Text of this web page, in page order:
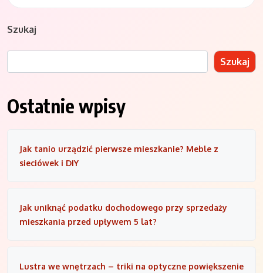
Szukaj
Szukaj
Ostatnie wpisy
Jak tanio urządzić pierwsze mieszkanie? Meble z
sieciówek i DIY
Jak uniknąć podatku dochodowego przy sprzedaży
mieszkania przed upływem 5 lat?
Lustra we wnętrzach – triki na optyczne powiększenie